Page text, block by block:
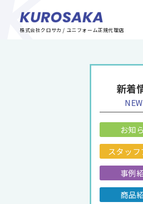
株式会社クロサカ / ユニフォーム正規代理店
新着
お知
スタッ
事例
商品